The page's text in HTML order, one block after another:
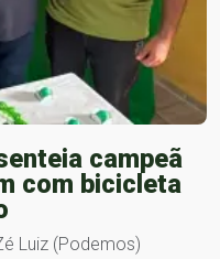
campeã
com bicicleta
Luiz (Podemos)